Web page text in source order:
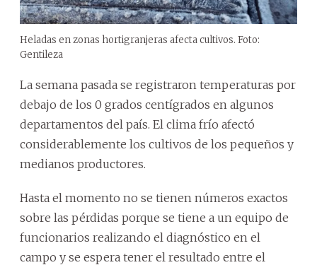
Heladas en zonas hortigranjeras afecta cultivos. Foto:
Gentileza
La semana pasada se registraron temperaturas por
debajo de los 0 grados centígrados en algunos
departamentos del país. El clima frío afectó
considerablemente los cultivos de los pequeños y
medianos productores.
Hasta el momento no se tienen números exactos
sobre las pérdidas porque se tiene a un equipo de
funcionarios realizando el diagnóstico en el
campo y se espera tener el resultado entre el